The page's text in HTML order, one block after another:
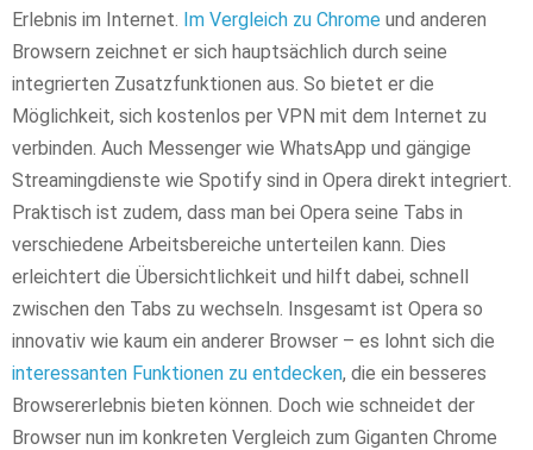
Erlebnis im Internet. Im Vergleich zu Chrome und anderen
Browsern zeichnet er sich hauptsächlich durch seine
integrierten Zusatzfunktionen aus. So bietet er die
Möglichkeit, sich kostenlos per VPN mit dem Internet zu
verbinden. Auch Messenger wie WhatsApp und gängige
Streamingdienste wie Spotify sind in Opera direkt integriert.
Praktisch ist zudem, dass man bei Opera seine Tabs in
verschiedene Arbeitsbereiche unterteilen kann. Dies
erleichtert die Übersichtlichkeit und hilft dabei, schnell
zwischen den Tabs zu wechseln. Insgesamt ist Opera so
innovativ wie kaum ein anderer Browser – es lohnt sich die
interessanten Funktionen zu entdecken, die ein besseres
Browsererlebnis bieten können. Doch wie schneidet der
Browser nun im konkreten Vergleich zum Giganten Chrome